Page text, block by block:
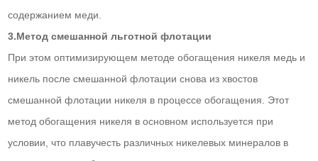
содержанием меди.
3.Метод смешанной льготной флотации
При этом оптимизирующем методе обогащения никеля медь и
никель после смешанной флотации снова из хвостов
смешанной флотации никеля в процессе обогащения. Этот
метод обогащения никеля в основном используется при
условии, что плавучесть различных никелевых минералов в